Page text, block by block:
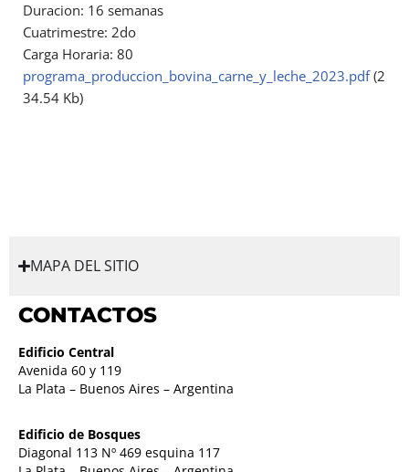
Duracion: 16 semanas
Cuatrimestre: 2do
Carga Horaria: 80
programa_produccion_bovina_carne_y_leche_2023.pdf(2
34.54 Kb)
MAPA DEL SITIO
CONTACTOS
Edificio Central
Avenida 60 y 119
La Plata – Buenos Aires – Argentina
Edificio de Bosques
Diagonal 113 Nº 469 esquina 117